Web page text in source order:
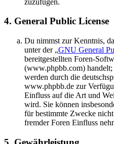
4. General Public License
Du nimmst zur Kenntnis,
unter der „GNU General
bereitgestellten Foren-
(www.phpbb.com) handelt;
werden durch die
www.phpbb.de zur
Einfluss auf die Art und
wird. Sie können
für bestimmte Zwecke
fremder Foren Einfluss